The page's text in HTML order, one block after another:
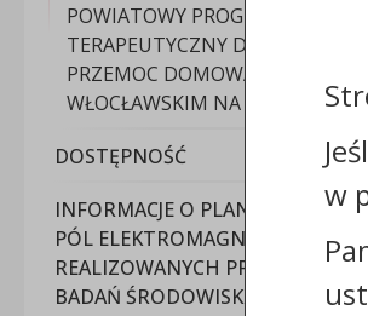
POWIATOWY PROGRAM
TERAPEUTYCZNY DLA OSÓB
PRZEMOC DOMOWĄ W POWIECIE
WŁOCŁAWSKIM NA LATA 2026-
DOSTĘPNOŚĆ
INFORMACJE O PLANOWANYCH
PÓL ELEKTROMAGNETYCZNYCH
REALIZOWANYCH PRZEZ
BADAŃ ŚRODOWISKOWYCH
w